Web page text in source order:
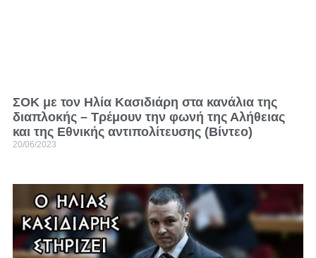
ΣΟΚ με τον Ηλία Κασιδιάρη στα κανάλια της
διαπλοκής – Τρέμουν την φωνή της Αλήθειας
και της Εθνικής αντιπολίτευσης (Βίντεο)
20/06/2023